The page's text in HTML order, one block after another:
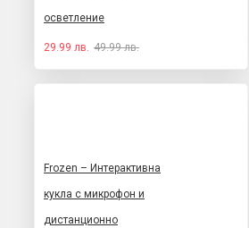
осветление
29.99 лв. 49.99 лв.
Frozen – Интерактивна
кукла с микрофон и
дистанционно